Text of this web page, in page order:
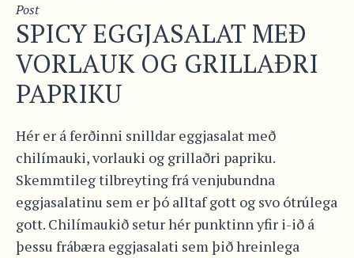
Post
SPICY EGGJASALAT MEÐ
VORLAUK OG GRILLAÐRI
PAPRIKU
Hér er á ferðinni snilldar eggjasalat með
chilímauki, vorlauki og grillaðri papriku.
Skemmtileg tilbreyting frá venjubundna
eggjasalatinu sem er þó alltaf gott og svo ótrúlega
gott. Chilímaukið setur hér punktinn yfir i-ið á
þessu frábæra eggjasalati sem þið hreinlega